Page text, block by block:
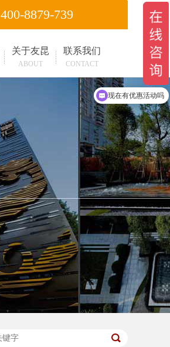
400-8879-739
关于友昆
ABOUT
联系我们
CONTACT
可以介绍下你们的产品么